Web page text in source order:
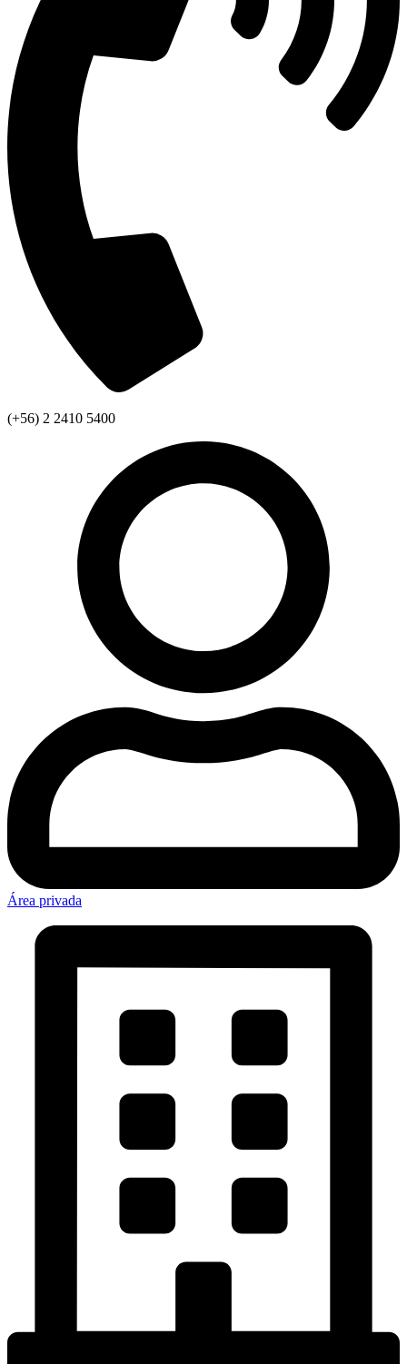
(+56) 2 2410 5400
Área privada